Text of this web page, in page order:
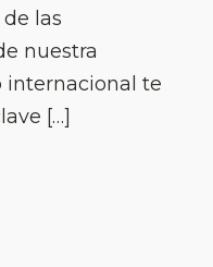
las
nuestra
internacional te
[…]